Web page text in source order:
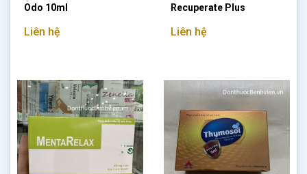
Odo 10ml
Liên hệ
Recuperate Plus
Liên hệ